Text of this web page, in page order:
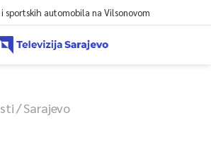
sportskih automobila na Vilsonovom
/Sarajevo